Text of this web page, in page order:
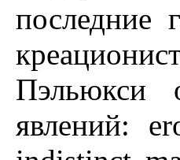
последние
Пэльюкси
явлений: